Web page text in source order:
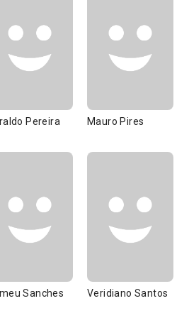
Pereira Mauro Pires
Sanches Veridiano Santos